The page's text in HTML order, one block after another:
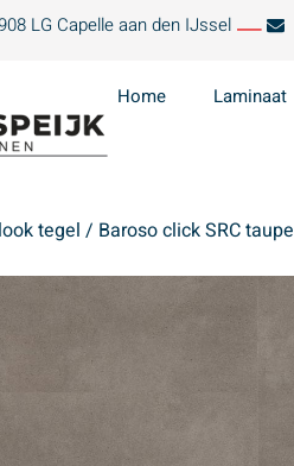
LG Capelle aan den IJssel
Home Laminaat
tegel / Baroso click SRC taupe